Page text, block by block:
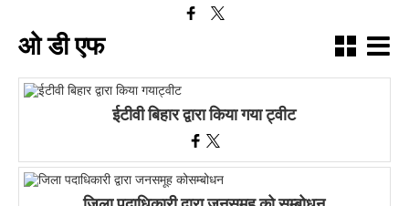
ओ डी एफ
ईटीवी बिहार द्वारा किया गया ट्वीट